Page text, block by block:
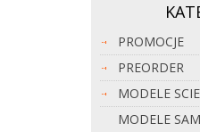
PROMOCJE
PREORDER
MODELE
MODELE